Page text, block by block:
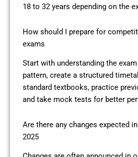
18 to 32 years depending on the
How should I prepare for
exams
Start with understanding the
pattern, create a structured
standard textbooks, practice
and take mock tests for better
Are there any changes expected
2025